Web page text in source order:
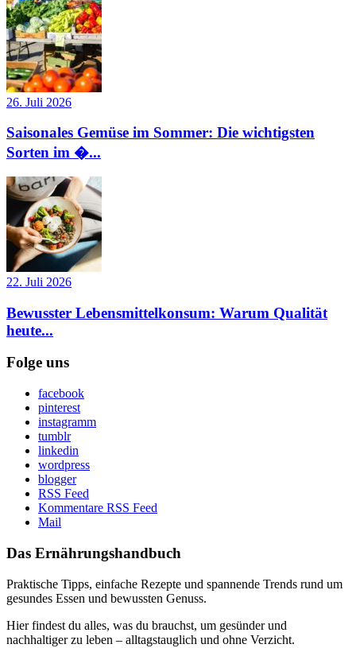
26. Juli 2026
Saisonales Gemüse im Sommer: Die wichtigsten
Sorten im �...
22. Juli 2026
Bewusster Lebensmittelkonsum: Warum Qualität
heute...
Folge uns
facebook
pinterest
instagramm
tumblr
linkedin
wordpress
blogger
RSS Feed
Kommentare RSS Feed
Mail
Das Ernährungshandbuch
Praktische Tipps, einfache Rezepte und spannende Trends rund um
gesundes Essen und bewussten Genuss.
Hier findest du alles, was du brauchst, um gesünder und
nachhaltiger zu leben – alltagstauglich und ohne Verzicht.